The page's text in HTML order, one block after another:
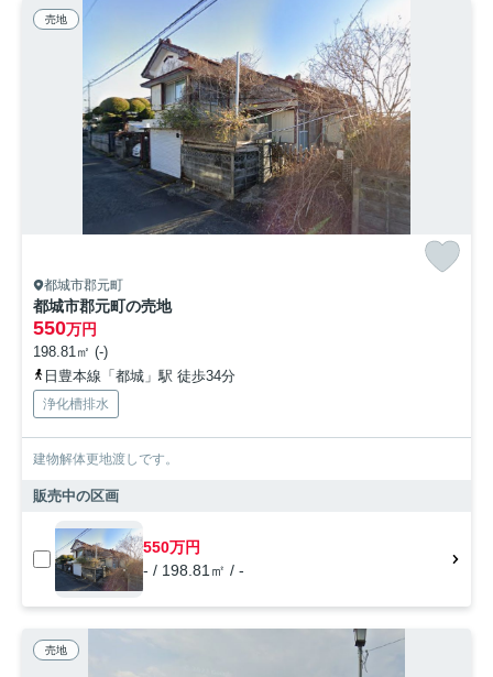
売地
都城市郡元町
都城市郡元町の売地
550万円
198.81㎡ (-)
日豊本線「都城」駅 徒歩34分
浄化槽排水
建物解体更地渡しです。
販売中の区画
550万円
- / 198.81㎡ / -
売地